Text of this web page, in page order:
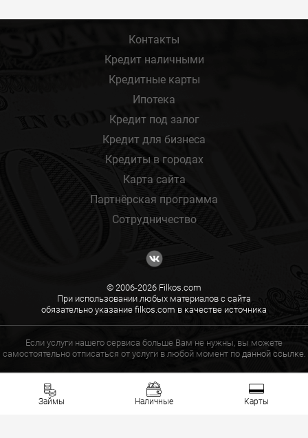
Займы Наличные Карты
Контакты
Кредит наличными
Кредитные карты
Ипотека
Кредит под залог
Кредит для бизнеса
Кредиты в городах
Карта сайта
Партнёрская программа
Сотрудничество
© 2006-2026 Filkos.com
При использовании любых материалов с сайта
обязательно указание filkos.com в качестве источника
Если услуги нашего сервиса больше Вам не нужны, вы можете
самостоятельно отписаться от услуги в любой момент по данной ссылке.